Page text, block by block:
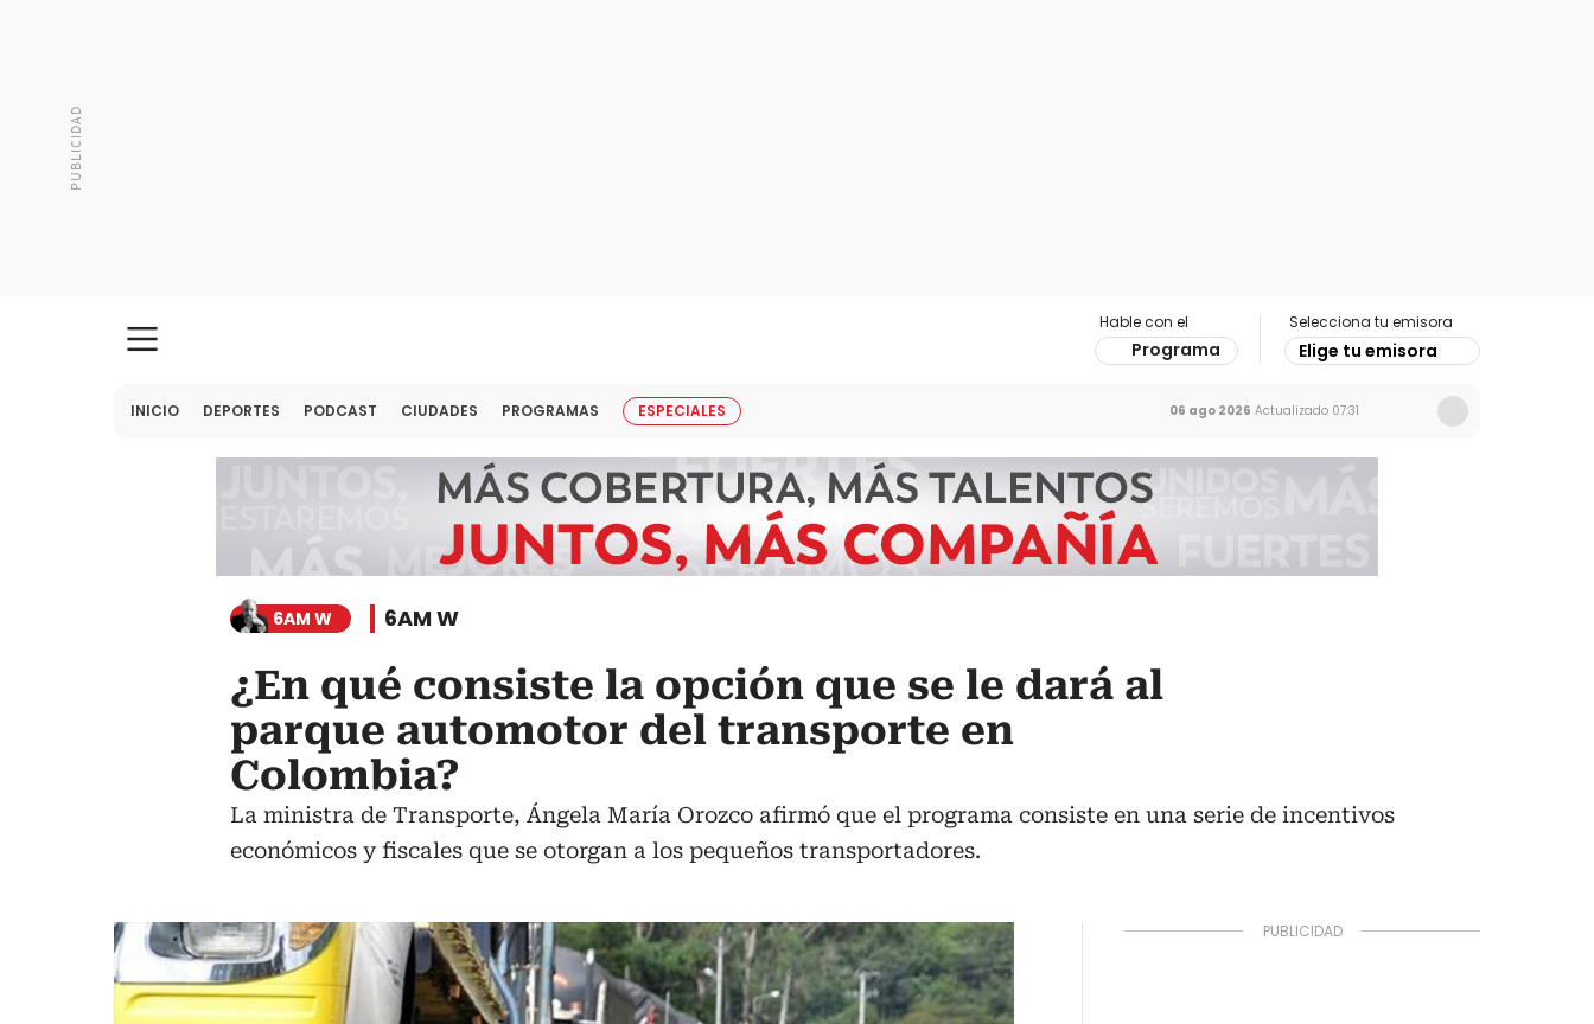
Hable con el
Programa
Selecciona tu emisora
Elige tu emisora
INICIO DEPORTES PODCAST CIUDADES PROGRAMAS ESPECIALES 06 ago 2026 Actualizado 07:31
6AM W 6AM W
¿En qué consiste la opción que se le dará al
parque automotor del transporte en
Colombia?
La ministra de Transporte, Ángela María Orozco afirmó que el programa consiste en una serie de incentivos
económicos y fiscales que se otorgan a los pequeños transportadores.